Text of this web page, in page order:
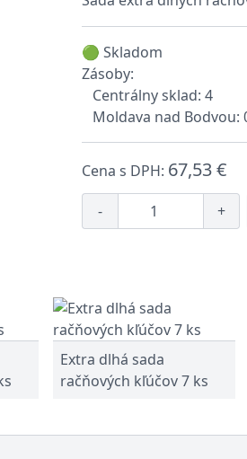
🟢 Skladom
Zásoby:
Centrálny sklad: 4
Moldava nad Bodvou:
Cena s DPH: 67,53 €
- +
Extra dlhá sada
račňových kľúčov 7 ks